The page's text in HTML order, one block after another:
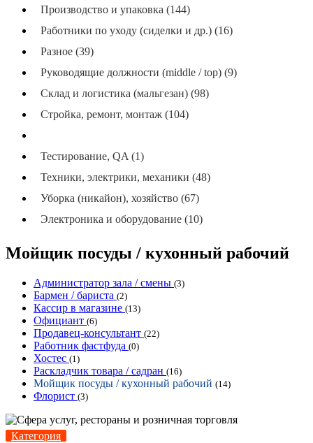
Производство и упаковка (144)
Работники по уходу (сиделки и др.) (16)
Разное (39)
Руководящие должности (middle / top) (9)
Склад и логистика (мальгезан) (98)
Стройка, ремонт, монтаж (104)
Тестирование, QA (1)
Техники, электрики, механики (48)
Уборка (никайон), хозяйство (67)
Электроника и оборудование (10)
Мойщик посуды / кухонный рабочий
Администратор зала / смены (3)
Бармен / бариста (2)
Кассир в магазине (13)
Официант (6)
Продавец-консультант (22)
Работник фастфуда (0)
Хостес (1)
Раскладчик товара / садран (16)
Мойщик посуды / кухонный рабочий (14)
Флорист (3)
Категория